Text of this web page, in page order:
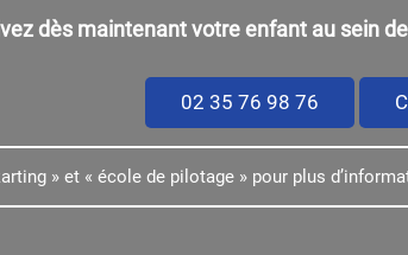
dès maintenant votre enfant au sein
02 35 76 98 76
» et « école de pilotage » pour plus